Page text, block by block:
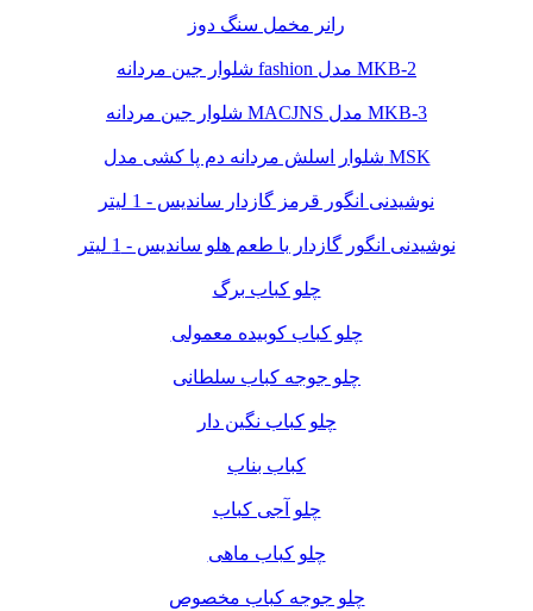
رانر مخمل سنگ دوز
شلوار جین مردانه fashion مدل MKB-2
شلوار جین مردانه MACJNS مدل MKB-3
شلوار اسلش مردانه دم پا کشی مدل MSK
نوشیدنی انگور قرمز گازدار ساندیس - 1 لیتر
نوشیدنی انگور گازدار با طعم هلو ساندیس - 1 لیتر
چلو کباب برگ
چلو کباب کوبیده معمولی
چلو جوجه کباب سلطانی
چلو کباب نگین دار
کباب بناب
چلو آجی کباب
چلو کباب ماهی
چلو جوجه کباب مخصوص